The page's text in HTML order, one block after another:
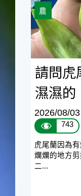
請問虎尾蘭
農
請問虎
濕濕的
2026/08/03
743
虎尾蘭因為
爛爛的地方
二...